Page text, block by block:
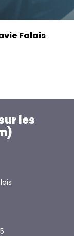
Falais
les